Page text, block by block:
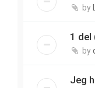
by
1 del
by
Jeg